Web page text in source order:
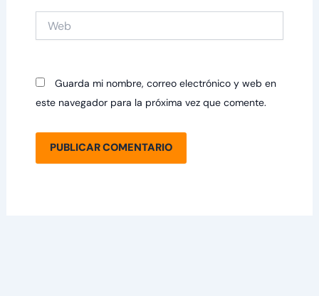
Guarda mi nombre, correo electrónico y web en
este navegador para la próxima vez que comente.